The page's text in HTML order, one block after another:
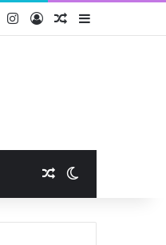
YouTubeInstagram
Log InRandom Article
Random Article